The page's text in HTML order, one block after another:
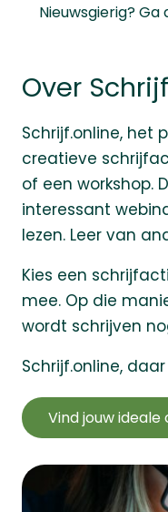
Nieuwsgierig?
Over
Schrijf.online, het
creatieve
of een workshop.
interessant
lezen. Leer van
Kies een
mee. Op die
wordt schrijven
Schrijf.online,
Vind jouw ideale